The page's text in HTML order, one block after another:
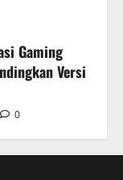
Gaming
Versi
0